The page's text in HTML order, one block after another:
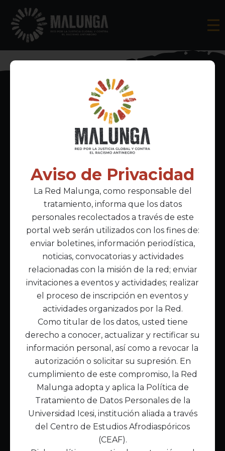
Inscríbete al boletín informativo
Acepto lapolítica de privacidad
Enlaces Principales
Inicio
Acerca de Malunga
Nuestra misión
Quiénes somos
Enlaces de interés
Publicaciones
Noticias
Contáctanos
Política de Tratamiento de Datos
Aviso de Privacidad
La Red Malunga, como responsable del
tratamiento, informa que los datos
personales recolectados a través de este
portal web serán utilizados con los fines de:
enviar boletines, información periodística,
noticias, convocatorias y actividades
relacionadas con la misión de la red; enviar
invitaciones a eventos y actividades; realizar
el proceso de inscripción en eventos y
actividades organizados por la Red.
Como titular de los datos, usted tiene
derecho a conocer, actualizar y rectificar su
información personal, así como a revocar la
autorización o solicitar su supresión. En
cumplimiento de este compromiso, la Red
Malunga adopta y aplica la Política de
Tratamiento de Datos Personales de la
Universidad Icesi, institución aliada a través
del Centro de Estudios Afrodiaspóricos
(CEAF).